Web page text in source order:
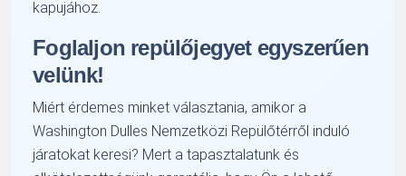
kapujához.
Foglaljon repülőjegyet egyszerűen
velünk!
Miért érdemes minket választania, amikor a
Washington Dulles Nemzetközi Repülőtérről induló
járatokat keresi? Mert a tapasztalatunk és